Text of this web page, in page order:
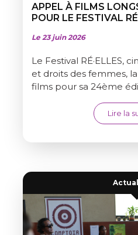
APPEL À FILMS
POUR LE FESTIVAL
Le 23 juin 2026
Le Festival RÉ·ELLES,
et droits des femmes,
films pour sa 24ème
Lire la